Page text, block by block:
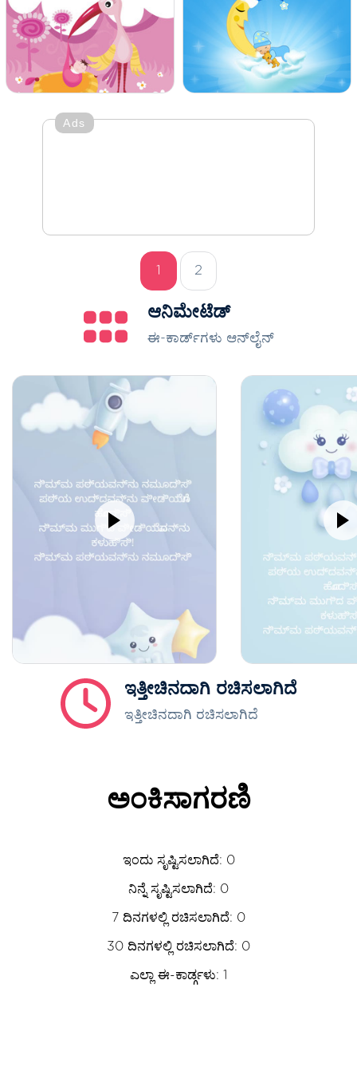
Ads
1 2
ಆನಿಮೇಟೆಡ್
ಈ-ಕಾರ್ಡ್‌ಗಳು ಆನ್‌ಲೈನ್
ಇತ್ತೀಚಿನದಾಗಿ ರಚಿಸಲಾಗಿದೆ
ಇತ್ತೀಚಿನದಾಗಿ ರಚಿಸಲಾಗಿದೆ
ಅಂಕಿಸಾಗರಣಿ
ಇಂದು ಸೃಷ್ಟಿಸಲಾಗಿದೆ: 0
ನಿನ್ನೆ ಸೃಷ್ಟಿಸಲಾಗಿದೆ: 0
7 ದಿನಗಳಲ್ಲಿ ರಚಿಸಲಾಗಿದೆ: 0
30 ದಿನಗಳಲ್ಲಿ ರಚಿಸಲಾಗಿದೆ: 0
ಎಲ್ಲಾ ಈ-ಕಾರ್ಡ್ಗಳು: 1